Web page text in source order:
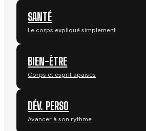
SANTÉ
Le corps expliqué simplement
BIEN-ÊTRE
Corps et esprit apaisés
DÉV. PERSO
Avancer à son rythme